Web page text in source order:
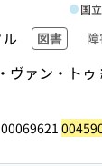
図書
ヴァン・トゥ
国
00069621